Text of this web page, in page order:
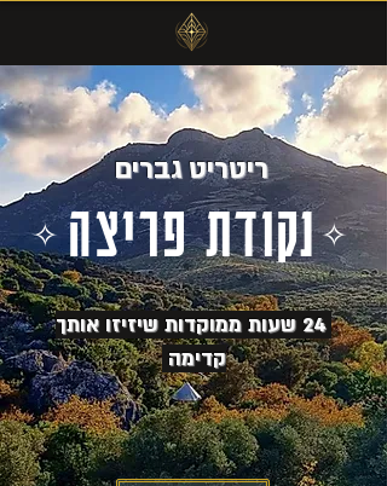
ריטריט גברים
נקודת פריצה✧
✧
24 שעות ממוקדות שיזיזו אותך
קדימה